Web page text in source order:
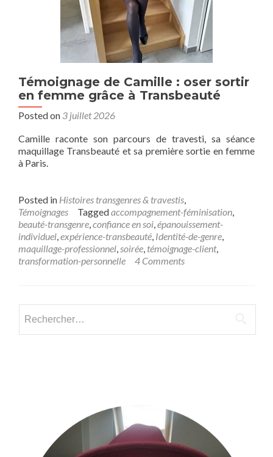
Témoignage de Camille : oser sortir
en femme grâce à Transbeauté
Posted on 3 juillet 2026
Camille raconte son parcours de travesti, sa séance
maquillage Transbeauté et sa première sortie en femme
à Paris.
Posted in Histoires transgenres & travestis,
Témoignages
Taggedaccompagnement-féminisation,
beauté-transgenre,confiance en soi,épanouissement-
individuel,expérience-transbeauté, Identité-de-genre,
maquillage-professionnel,soirée, témoignage-client,
transformation-personnelle
4 Comments